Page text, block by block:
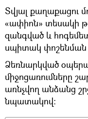
Տվյալ քաղաքացու
«ափիոն» տեսակի
զանգված և
սպիտակ
Ձեռնարկված
միջոցառումները
առնչվող անձանց
նպատակով։